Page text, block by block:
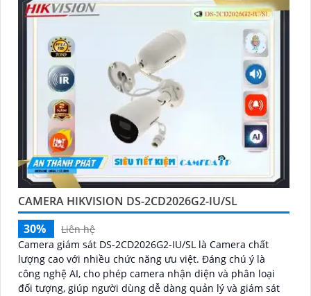
CAMERA HIKVISION DS-2CD2026G2-IU/SL
30%
Liên hệ
Camera giám sát DS-2CD2026G2-IU/SL là Camera chất
lượng cao với nhiều chức năng ưu việt. Đáng chú ý là
công nghệ AI, cho phép camera nhận diện và phân loại
đối tượng, giúp người dùng dễ dàng quản lý và giám sát